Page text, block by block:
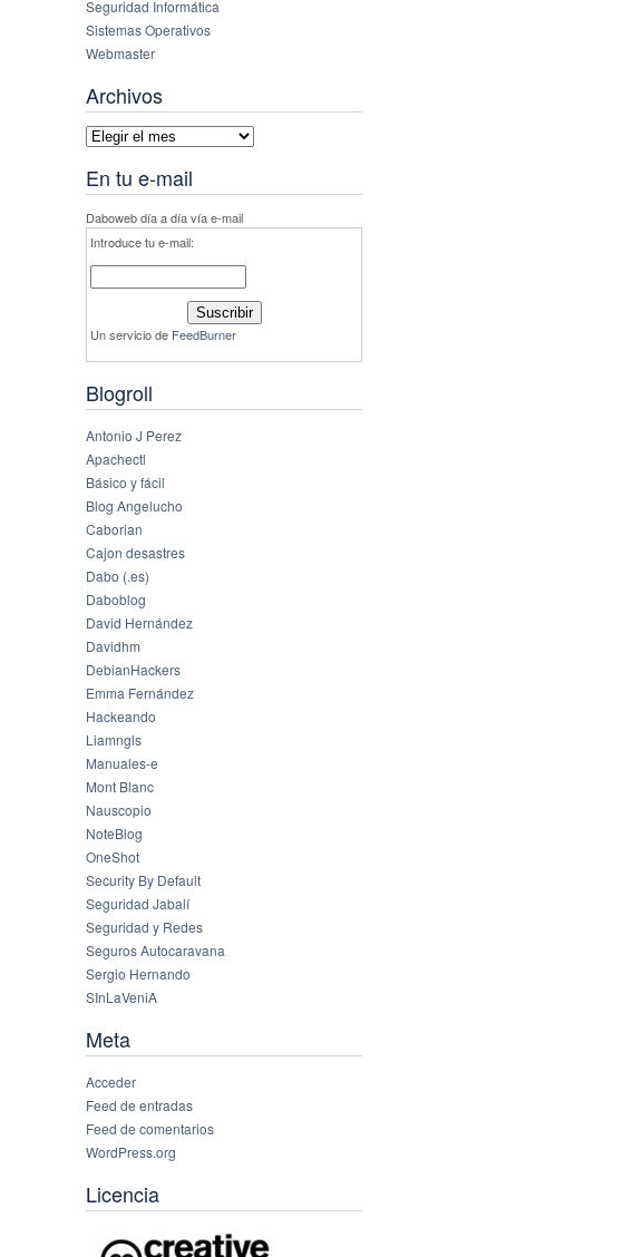
Seguridad Informática
Sistemas Operativos
Webmaster
Archivos
Archivos
En tu e-mail
Daboweb día a día vía e-mail
Introduce tu e-mail:
Un servicio de FeedBurner
Blogroll
Antonio J Perez
Apachectl
Básico y fácil
Blog Angelucho
Caborian
Cajon desastres
Dabo (.es)
Daboblog
David Hernández
Davidhm
DebianHackers
Emma Fernández
Hackeando
Liamngls
Manuales-e
Mont Blanc
Nauscopio
NoteBlog
OneShot
Security By Default
Seguridad Jabalí
Seguridad y Redes
Seguros Autocaravana
Sergio Hernando
SInLaVeniA
Meta
Acceder
Feed de entradas
Feed de comentarios
WordPress.org
Licencia